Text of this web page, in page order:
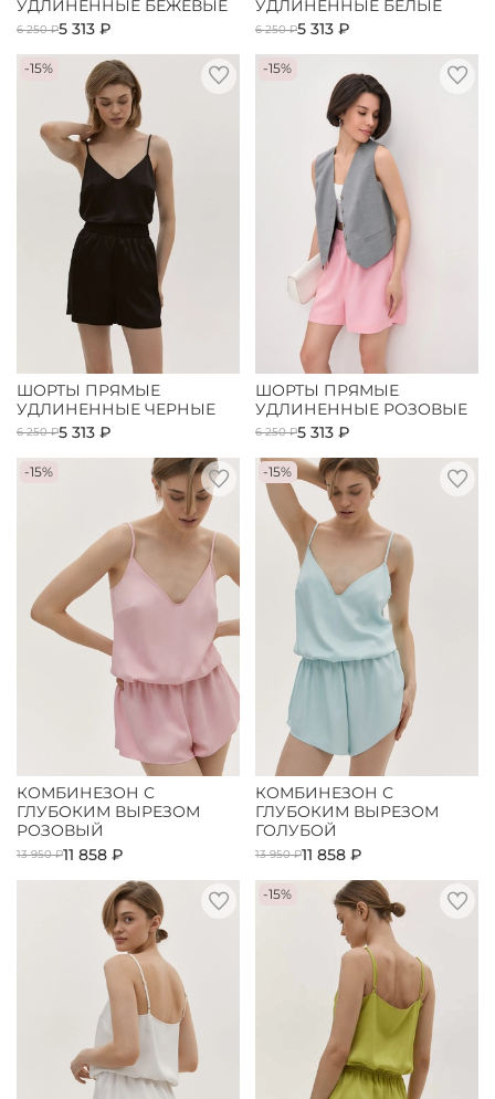
УДЛИНЕННЫЕ БЕЖЕВЫЕ
6 250 ₽5 313 ₽
УДЛИНЕННЫЕ БЕЛЫЕ
6 250 ₽5 313 ₽
-15%
ШОРТЫ ПРЯМЫЕ
УДЛИНЕННЫЕ ЧЕРНЫЕ
6 250 ₽5 313 ₽
-15%
ШОРТЫ ПРЯМЫЕ
УДЛИНЕННЫЕ РОЗОВЫЕ
6 250 ₽5 313 ₽
-15%
КОМБИНЕЗОН С
ГЛУБОКИМ ВЫРЕЗОМ
РОЗОВЫЙ
13 950 ₽11 858 ₽
-15%
КОМБИНЕЗОН С
ГЛУБОКИМ ВЫРЕЗОМ
ГОЛУБОЙ
13 950 ₽11 858 ₽
-15%